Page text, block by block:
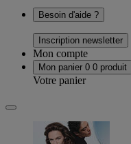
Besoin d'aide ?
Inscription newsletter
Mon compte
Mon panier 0 0 produit
Votre panier